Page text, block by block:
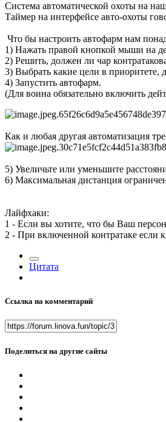
Система автоматической охоты на
Таймер на интерфейсе авто-охоты
Что бы настроить автофарм нам
1) Нажать правой кнопкой мыши на
2) Решить, должен ли чар
3) Выбрать какие цели в приоритете,
4) Запустить автофарм.
(Для воина обязательно включить
Как и любая другая автоматизация
5) Увеличьте или уменьшите
6) Максимальная дистанция
Лайфхаки:
1 - Если вы хотите, что бы Ваш
2 - При включенной контратаке если
Цитата
Ссылка на комментарий
Поделиться на другие сайты